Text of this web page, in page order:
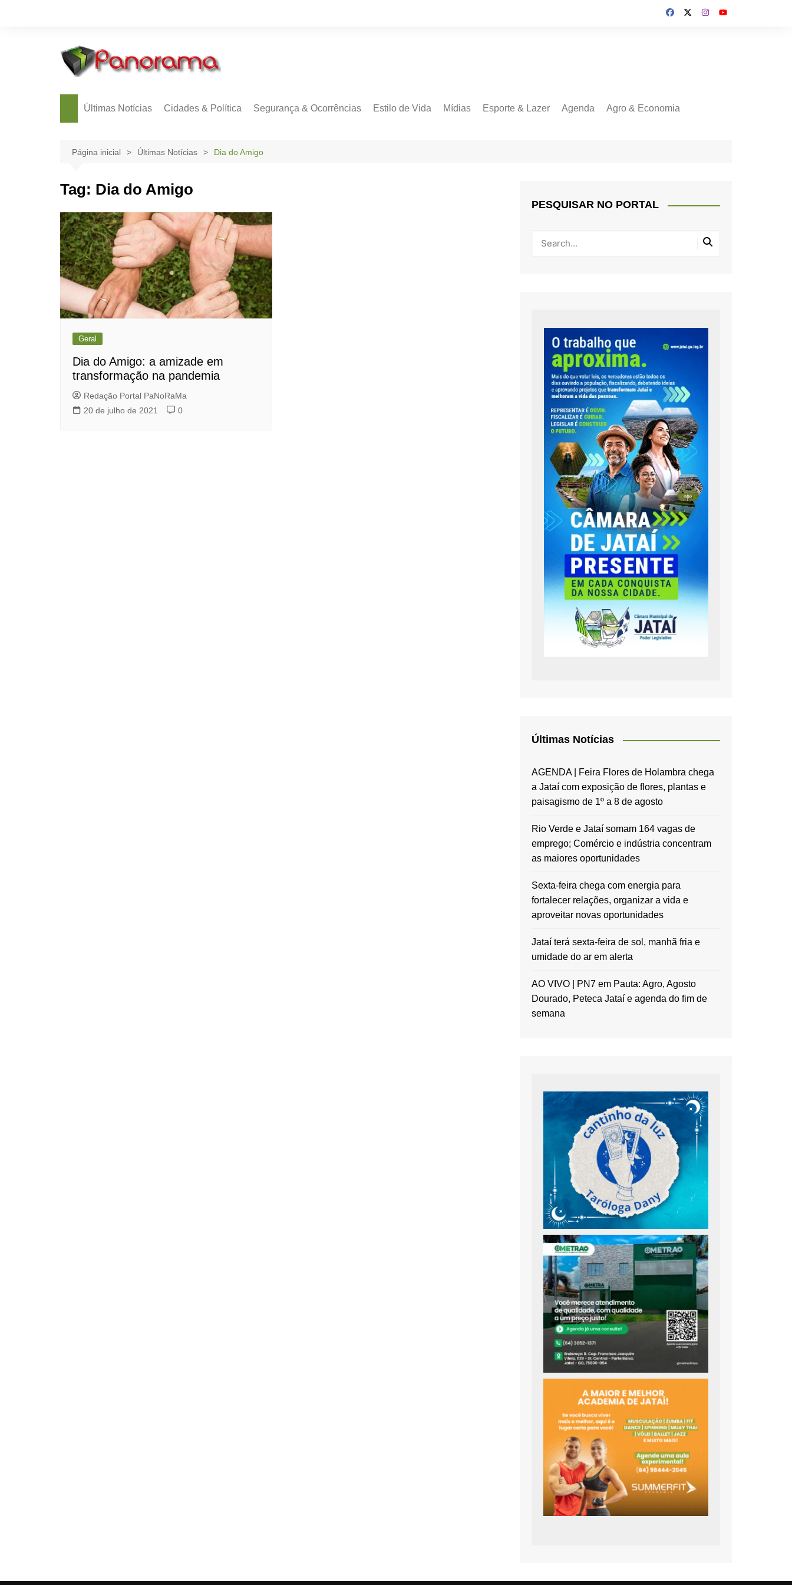
Últimas Notícias Cidades & Política Segurança & Ocorrências Estilo de Vida Mídias Esporte & Lazer Agenda Agro & Economia
Página inicial Últimas Notícias Dia do Amigo
Tag: Dia do Amigo
Geral
Dia do Amigo: a amizade em
transformação na pandemia
Redação Portal PaNoRaMa
20 de julho de 2021
0
PESQUISAR NO PORTAL
Últimas Notícias
AGENDA | Feira Flores de Holambra chega
a Jataí com exposição de flores, plantas e
paisagismo de 1º a 8 de agosto
Rio Verde e Jataí somam 164 vagas de
emprego; Comércio e indústria concentram
as maiores oportunidades
Sexta-feira chega com energia para
fortalecer relações, organizar a vida e
aproveitar novas oportunidades
Jataí terá sexta-feira de sol, manhã fria e
umidade do ar em alerta
AO VIVO | PN7 em Pauta: Agro, Agosto
Dourado, Peteca Jataí e agenda do fim de
semana